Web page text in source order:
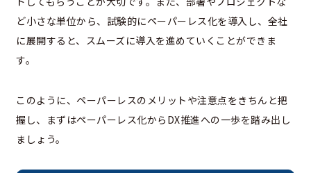
ど小さな単位から、試験的にペーパーレス化を導入し、全社
に展開すると、スムーズに導入を進めていくことができま
す。
このように、ペーパーレスのメリットや注意点をきちんと把
握し、まずはペーパーレス化からDX推進への一歩を踏み出し
ましょう。